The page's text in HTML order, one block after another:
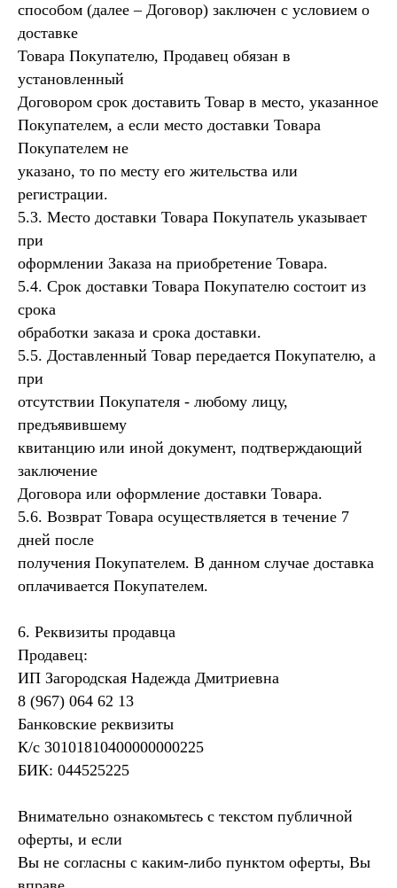
способом (далее – Договор) заключен с условием о
доставке
Товара Покупателю, Продавец обязан в
установленный
Договором срок доставить Товар в место, указанное
Покупателем, а если место доставки Товара
Покупателем не
указано, то по месту его жительства или
регистрации.
5.3. Место доставки Товара Покупатель указывает
при
оформлении Заказа на приобретение Товара.
5.4. Срок доставки Товара Покупателю состоит из
срока
обработки заказа и срока доставки.
5.5. Доставленный Товар передается Покупателю, а
при
отсутствии Покупателя - любому лицу,
предъявившему
квитанцию или иной документ, подтверждающий
заключение
Договора или оформление доставки Товара.
5.6. Возврат Товара осуществляется в течение 7
дней после
получения Покупателем. В данном случае доставка
оплачивается Покупателем.
6. Реквизиты продавца
Продавец:
ИП Загородская Надежда Дмитриевна
8 (967) 064 62 13
Банковские реквизиты
К/с 30101810400000000225
БИК: 044525225
Внимательно ознакомьтесь с текстом публичной
оферты, и если
Вы не согласны с каким-либо пунктом оферты, Вы
Доставка и оплата
Покупателям
Уход
Возврат
Подарочные сертификаты
Гарантия
Контакты
Политика конфиденциальности
Дизайн сайта: artandkate
Публичная оферта
ИП Загородская Н.Д.
ИНН 502756820390